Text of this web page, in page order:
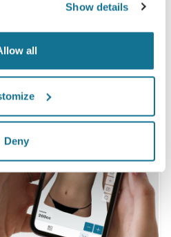
Show details
all
Deny
сентября 2011 года.